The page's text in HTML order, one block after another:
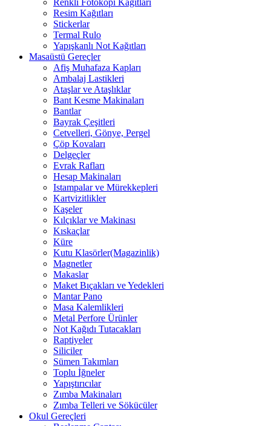
Resim Kağıtları
Stickerlar
Termal Rulo
Yapışkanlı Not Kağıtları
Masaüstü Gereçler
Afiş Muhafaza Kapları
Ambalaj Lastikleri
Ataşlar ve Ataşlıklar
Bant Kesme Makinaları
Bantlar
Bayrak Çeşitleri
Cetvelleri, Gönye, Pergel
Çöp Kovaları
Delgeçler
Evrak Rafları
Hesap Makinaları
Istampalar ve Mürekkepleri
Kartvizitlikler
Kaşeler
Kılçıklar ve Makinası
Kıskaçlar
Küre
Kutu Klasörler(Magazinlik)
Magnetler
Makaslar
Maket Bıçakları ve Yedekleri
Mantar Pano
Masa Kalemlikleri
Metal Perfore Ürünler
Not Kağıdı Tutacakları
Raptiyeler
Siliciler
Sümen Takımları
Toplu İğneler
Yapıştırıcılar
Zımba Makinaları
Zımba Telleri ve Sökücüler
Okul Gereçleri